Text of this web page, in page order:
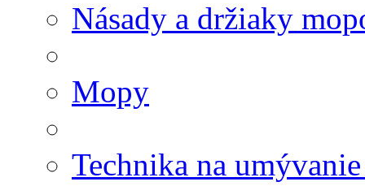
Násady a držiaky
Mopy
Technika na